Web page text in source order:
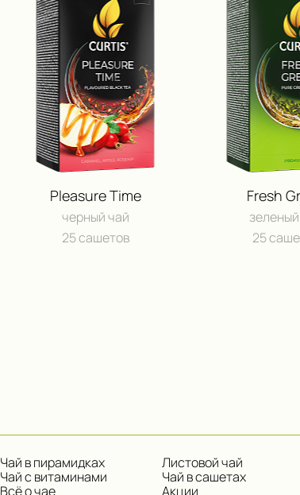
Pleasure Time
черный чай
25 сашетов
Fresh
25
Чай в пирамидках
Листовой чай
Чай с витаминами
Чай в сашетах
Всё о чае
Акции